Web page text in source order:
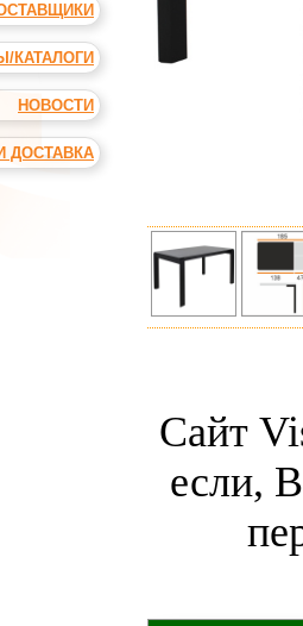
КАТАЛОГИ
НОВОСТИ
ДОСТАВКА
Сайт
если,